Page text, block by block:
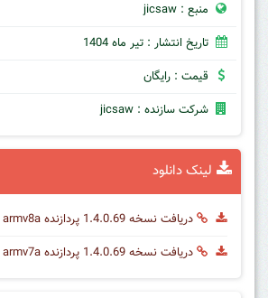
منبع : jicsaw
تاریخ انتشار : تیر ماه 1404
قیمت : رایگان
شرکت سازنده : jicsaw
لینک دانلود
دریافت نسخه 1.4.0.69 پردازنده armv8a
دریافت نسخه 1.4.0.69 پردازنده armv7a